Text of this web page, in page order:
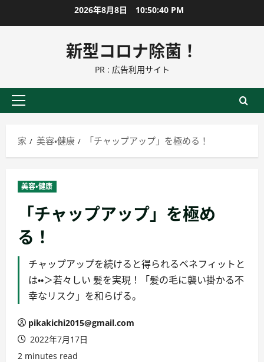
ン
に
2026年8月8日 10:50:41 PM
新型コロナ除菌！
PR : 広告利用サイト
プ
イ
ー
メ
ー
家 美容・健康 「チャップアップ」を極める！
美容・健康
「チャップアップ」を極め
る！
チャップアップを続けると得られるベネフィットと
は・・＞若々しい 髪を実現！「髪の毛に襲い掛かる不
幸なリスク」を和らげる。
pikakichi2015@gmail.com
2022年7月17日
2 minutes read